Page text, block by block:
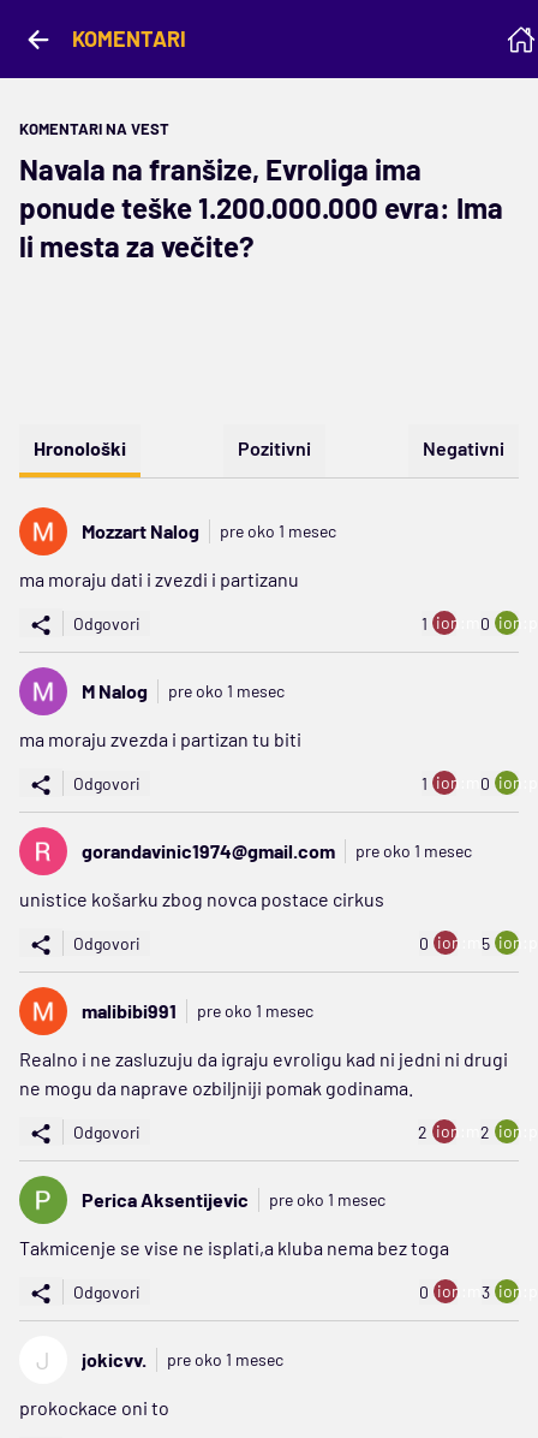
KOMENTARI
KOMENTARI NA VEST
Navala na franšize, Evroliga ima
ponude teške 1.200.000.000 evra: Ima
li mesta za večite?
Hronološki Pozitivni Negativni
Mozzart Nalog pre oko 1 mesec
ma moraju dati i zvezdi i partizanu
Odgovori 1 ion:minus
0
M Nalog pre oko 1 mesec
ma moraju zvezda i partizan tu biti
Odgovori 1 ion:minus
0
gorandavinic1974@gmail.com pre oko 1 mesec
unistice košarku zbog novca postace cirkus
Odgovori 0 ion:minus
5
malibibi991 pre oko 1 mesec
Realno i ne zasluzuju da igraju evroligu kad ni jedni ni drugi
ne mogu da naprave ozbiljniji pomak godinama.
Odgovori 2 ion:minus
2
Perica Aksentijevic pre oko 1 mesec
Takmicenje se vise ne isplati,a kluba nema bez toga
Odgovori 0 ion:minus
3
J jokicvv. pre oko 1 mesec
prokockace oni to